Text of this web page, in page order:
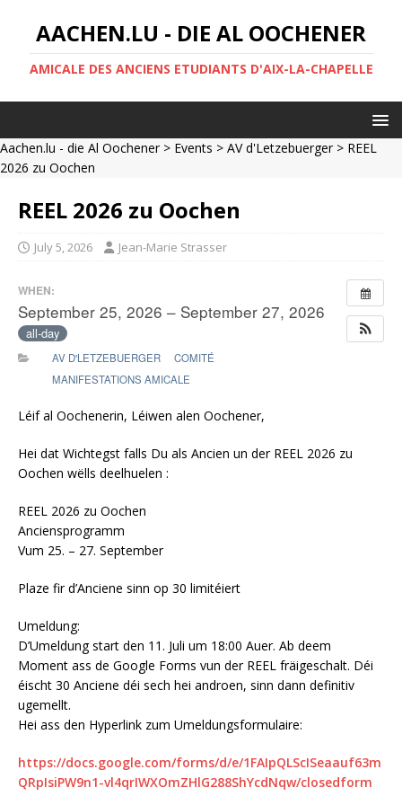
AACHEN.LU - DIE AL OOCHENER
AMICALE DES ANCIENS ETUDIANTS D'AIX-LA-CHAPELLE
Aachen.lu - die Al Oochener> Events > AV d'Letzebuerger> REEL
2026 zu Oochen
REEL 2026 zu Oochen
July 5, 2026 Jean-Marie Strasser
WHEN:
September 25, 2026 – September 27, 2026
all-day
AV D'LETZEBUERGER
COMITÉ
MANIFESTATIONS AMICALE
Léif al Oochenerin, Léiwen alen Oochener,
Hei dat Wichtegst falls Du als Ancien un der REEL 2026 zu
Oochen wëlls deelhuelen :
REEL 2026 zu Oochen
Anciensprogramm
Vum 25. – 27. September
Plaze fir d’Anciene sinn op 30 limitéiert
Umeldung:
D’Umeldung start den 11. Juli um 18:00 Auer. Ab deem
Moment ass de Google Forms vun der REEL fräigeschalt. Déi
éischt 30 Anciene déi sech hei androen, sinn dann definitiv
ugemellt.
Hei ass den Hyperlink zum Umeldungsformulaire:
https://docs.google.com/forms/d/e/1FAIpQLScISeaauf63m
QRpIsiPW9n1-vl4qrIWXOmZHlG288ShYcdNqw/closedform